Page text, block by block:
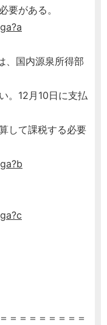
要がある。
、国内源泉所得部
。12月10日に支払
して課税する必要
＝＝＝＝＝＝＝＝